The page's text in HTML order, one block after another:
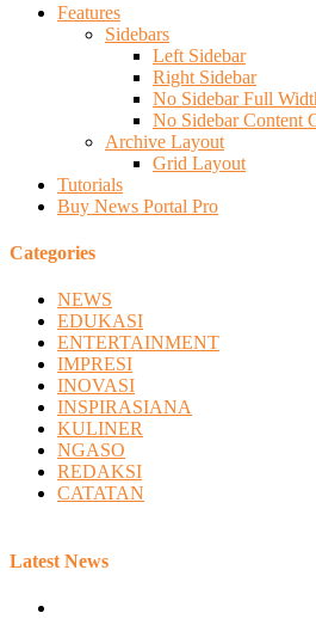
Features
Sidebars
Left Sidebar
Right Sidebar
No Sidebar Full
No Sidebar Content
Archive Layout
Grid Layout
Tutorials
Buy News Portal Pro
Categories
NEWS
EDUKASI
ENTERTAINMENT
IMPRESI
INOVASI
INSPIRASIANA
KULINER
NGASO
REDAKSI
CATATAN
Latest News